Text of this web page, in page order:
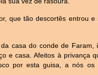
que tão descortês entrou
casa do conde de Faram,
e casa. Afeitos à privança
por esta guisa, a nós os